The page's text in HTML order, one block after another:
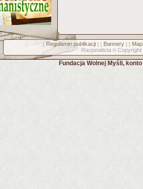
[ Regulamin publikacji] [ Bannery] [
Racjonalista © Copyright
Fundacja Wolnej Myśli,